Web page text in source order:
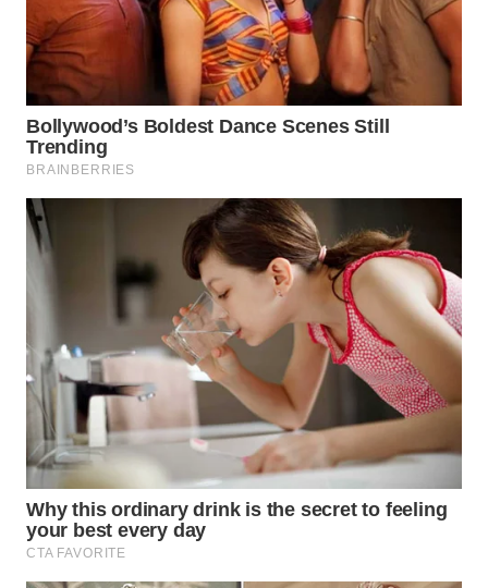
WN
LIKUPANG
WN
LABUANBAJO
WN
Wahana
NEWS
WAHANA
TANI
WAHANA
ADVOKAT